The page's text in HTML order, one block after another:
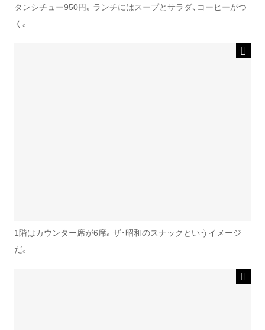
タンシチュー950円。ランチにはスープとサラダ、コーヒーがつ
く。
1階はカウンター席が6席。ザ・昭和のスナックというイメージ
だ。